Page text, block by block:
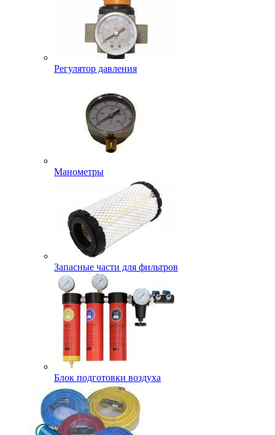
Регулятор давления
Манометры
Запасные части для фильтров
Блок подготовки воздуха